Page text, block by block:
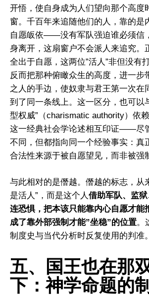
开悟，使自身成为人们望向那个高度
窗。千百年来追随他们的人，靠的是
自愿皈依——没有军队强迫谁必须信
身离开，这扇窗户不会派人来追究。
全出于自愿，这两位”活人”非但没有
反而把那种俯瞰众生的高度，进一步
之人的手边，使奴隶与君王第一次在
到了同一条线上。这一区分，也可以
型权威”（charismatic authority）依
这一经典社会学论述相互印证——尽
不同，但都指向同一个经验事实：真
合法性来源于被自愿望见，而非被强
与此相对的是僭越。僭越的标志，从
是活人”，而是这个人 借助军队、监
连恐惧，把本该只能靠内心自愿才能
成了靠外部强制才能”坐稳”的位置。
制度史与当代分析时反复使用的判准。
五、国王也在那
下：神学命题的